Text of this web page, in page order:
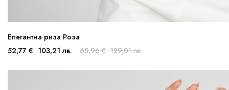
Елегантна риза Роза
52,77 € 103,21 лв. 65,96 € 129,01 лв.